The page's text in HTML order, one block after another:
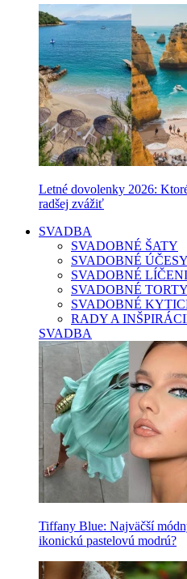
Letné dovolenky 2026:
radšej zvážiť
SVADBA
SVADOBNÉ ŠATY
SVADOBNÉ ÚČESY
SVADOBNÉ
SVADOBNÉ TORTY
SVADOBNÉ
RADY A
SVADBA
Tiffany Blue: Najväčší
ikonickú pastelovú modrú?